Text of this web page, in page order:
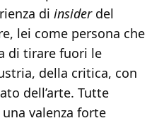
di insiderdel
lei come persona che
di tirare fuori le
della critica, con
dell’arte. Tutte
valenza forte